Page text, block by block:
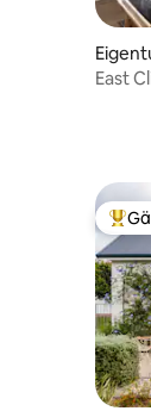
nus
East